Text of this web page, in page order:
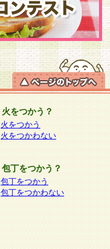
火をつかう？
火をつかう
火をつかわない
包丁をつかう？
包丁をつかう
包丁をつかわない